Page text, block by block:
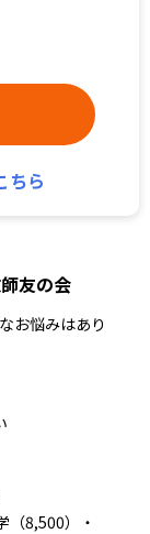
ちら
友の会
お悩みはあり
（8,500）・